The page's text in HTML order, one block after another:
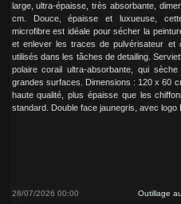
large, ultra-épaisse, très absorbante,
cm. Douce, épaisse et luxueuse,
microfibre est idéale pour sécher la
et enlever les traces de pulvérisateur et
utilisés dans les tâches de detailing.
polaire corail ultra-absorbante, qui sèche
grandes surfaces. Dimensions : 120 x 60
haute qualité, plus épaisse que les
standard. Double face jaunegris, avec logo
28/07/2026 00:00 Outillage